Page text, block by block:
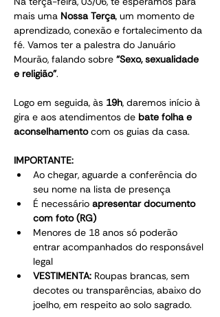
mais uma Nossa Terça, um momento de
aprendizado, conexão e fortalecimento da
fé. Vamos ter a palestra do Januário
Mourão, falando sobre “Sexo, sexualidade
e religião”.
Logo em seguida, às 19h, daremos início à
gira e aos atendimentos de bate folha e
aconselhamento com os guias da casa.
IMPORTANTE:
Ao chegar, aguarde a conferência do
seu nome na lista de presença
É necessário apresentar documento
com foto (RG)
Menores de 18 anos só poderão
entrar acompanhados do responsável
legal
VESTIMENTA: Roupas brancas, sem
decotes ou transparências, abaixo do
joelho, em respeito ao solo sagrado.